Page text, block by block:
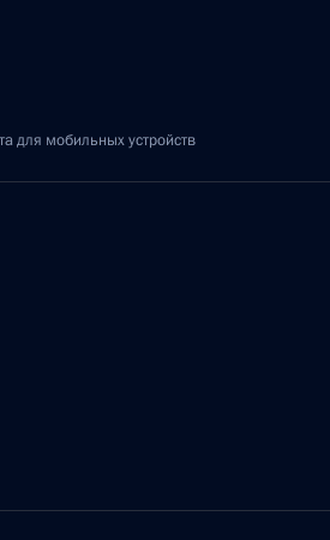
для мобильных устройств